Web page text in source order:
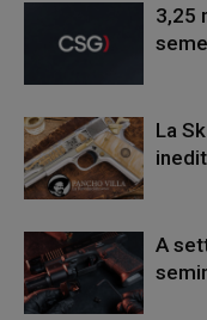
3,25
La
A